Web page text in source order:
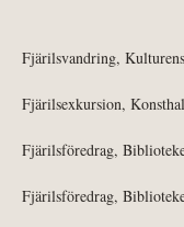
Fjärilsvandring,
Fjärilsexkursion,
Fjärilsföredrag,
Fjärilsföredrag,